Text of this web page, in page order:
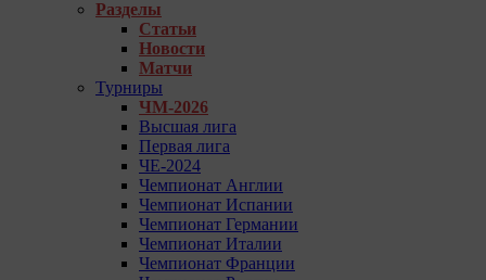
Разделы
Статьи
Новости
Матчи
Турниры
ЧМ-2026
Высшая лига
Первая лига
ЧЕ-2024
Чемпионат Англии
Чемпионат Испании
Чемпионат Германии
Чемпионат Италии
Чемпионат Франции